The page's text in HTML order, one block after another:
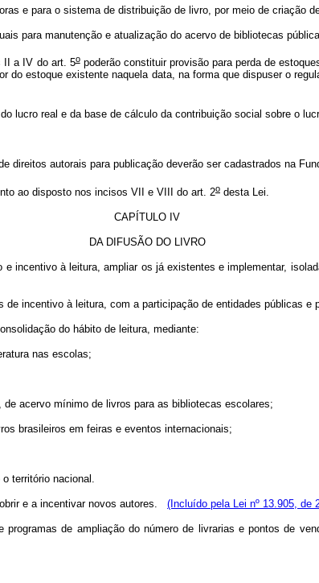
e para o sistema de distribuição de livro, por meio de criação
para manutenção e atualização do acervo de bibliotecas
II a IV do art. 5opoderão constituir provisão para perda de
estoque existente naquela data, na forma que dispuser o
lucro real e da base de cálculo da contribuição social sobre o
autorais para publicação deverão ser cadastrados na
ao disposto nos incisos VII e VIII do art. 2o desta Lei.
CAPÍTULO IV
DA DIFUSÃO DO LIVRO
à leitura, ampliar os já existentes e implementar,
incentivo à leitura, com a participação de entidades públicas e
do hábito de leitura, mediante:
nas escolas;
acervo mínimo de livros para as bibliotecas escolares;
brasileiros em feiras e eventos internacionais;
território nacional.
e a incentivar novos autores. (Incluído pela Lei nº 13.905, de
de ampliação do número de livrarias e pontos de